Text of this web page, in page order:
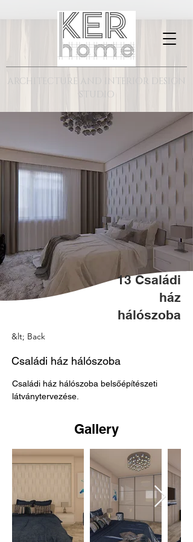
ARCHITECTURE AND INTERIOR DESIGN
STUDIO
&lt; Back
Családi ház hálószoba
Családi ház hálószoba belsőépítészeti
látványtervezése.
13 Családi
ház
hálószoba
Gallery